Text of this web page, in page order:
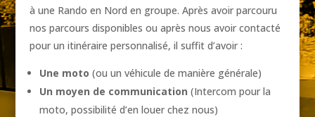
à une Rando en Nord en groupe. Après avoir parcouru
nos parcours disponibles ou après nous avoir contacté
pour un itinéraire personnalisé, il suffit d’avoir :
Une moto (ou un véhicule de manière générale)
Un moyen de communication (Intercom pour la
moto, possibilité d’en louer chez nous)